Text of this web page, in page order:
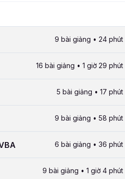
9 bài giảng • 24 phút
16 bài giảng • 1 giờ 29 phút
5 bài giảng • 17 phút
9 bài giảng • 58 phút
6 bài giảng • 36 phút
9 bài giảng • 1 giờ 4 phút